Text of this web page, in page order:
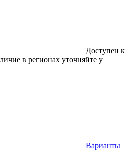
Доступен к
в регионах уточняйте у
Варианты